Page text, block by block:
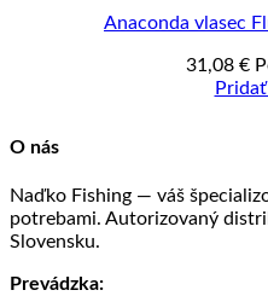
Anaconda vlasec
31,08 €
O nás
Naďko Fishing — váš
potrebami. Autorizovaný
Slovensku.
Prevádzka: